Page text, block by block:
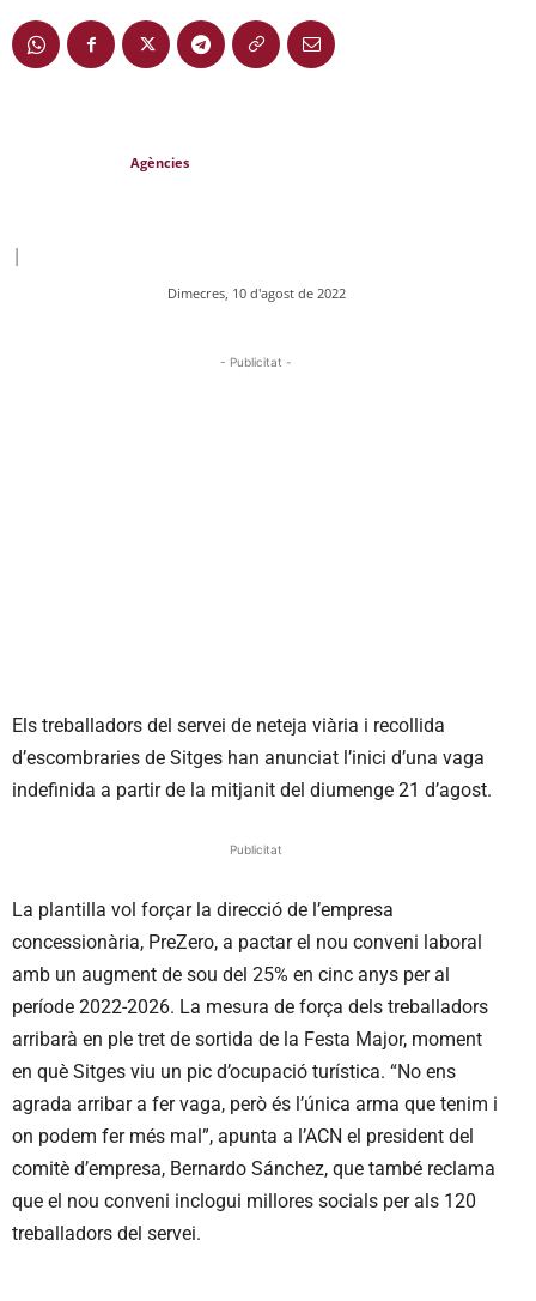
Agències
|
Dimecres, 10 d'agost de 2022
- Publicitat -
Els treballadors del servei de neteja viària i recollida
d’escombraries de Sitges han anunciat l’inici d’una vaga
indefinida a partir de la mitjanit del diumenge 21 d’agost.
Publicitat
La plantilla vol forçar la direcció de l’empresa
concessionària, PreZero, a pactar el nou conveni laboral
amb un augment de sou del 25% en cinc anys per al
període 2022-2026. La mesura de força dels treballadors
arribarà en ple tret de sortida de la Festa Major, moment
en què Sitges viu un pic d’ocupació turística. “No ens
agrada arribar a fer vaga, però és l’única arma que tenim i
on podem fer més mal”, apunta a l’ACN el president del
comitè d’empresa, Bernardo Sánchez, que també reclama
que el nou conveni inclogui millores socials per als 120
treballadors del servei.